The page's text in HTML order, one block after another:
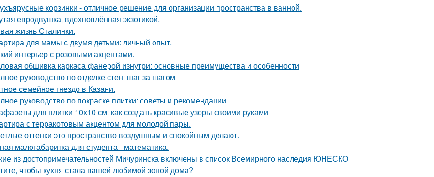
корзинки - отличное решение для организации пространства в ванной.
евродвушка, вдохновлённая экзотикой.
жизнь Сталинки.
для мамы с двумя детьми: личный опыт.
интерьер с розовыми акцентами.
обшивка каркаса фанерой изнутри: основные преимущества и особенности
руководство по отделке стен: шаг за шагом
семейное гнездо в Казани.
руководство по покраске плитки: советы и рекомендации
для плитки 10х10 см: как создать красивые узоры своими руками
с терракотовым акцентом для молодой пары.
оттенки это пространство воздушным и спокойным делают.
малогабаритка для студента - математика.
из достопримечательностей Мичуринска включены в список Всемирного наследия ЮНЕСКО
чтобы кухня стала вашей любимой зоной дома?